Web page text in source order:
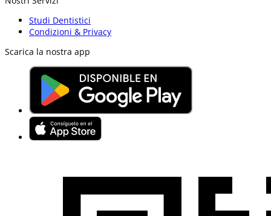
Studi Dentistici
Condizioni & Privacy
Scarica la nostra app